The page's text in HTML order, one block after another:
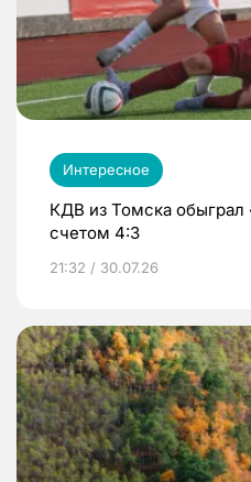
Интересное
КДВ из Томска обыграл
счетом 4:3
21:32 / 30.07.26